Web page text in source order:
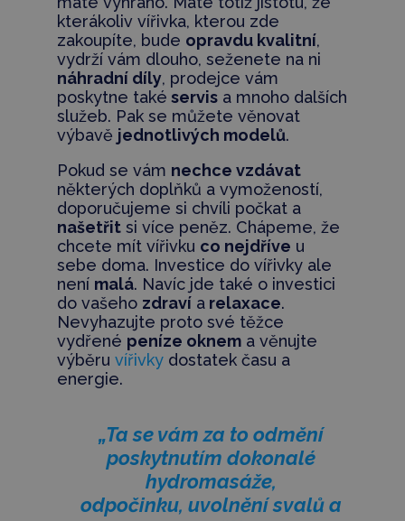
kterákoliv vířivka, kterou zde
zakoupíte, bude opravdu kvalitní,
vydrží vám dlouho, seženete na ni
náhradní díly, prodejce vám
poskytne také servisa mnoho dalších
služeb. Pak se můžete věnovat
výbavě jednotlivých modelů.
Pokud se vám nechce vzdávat
některých doplňků a vymožeností,
doporučujeme si chvíli počkat a
našetřitsi více peněz. Chápeme, že
chcete mít vířivku co nejdříve u
sebe doma. Investice do vířivky ale
není malá. Navíc jde také o investici
do vašeho zdravíarelaxace.
Nevyhazujte proto své těžce
vydřené peníze oknema věnujte
výběru vířivkydostatek času a
energie.
„Ta se vám za to odmění
poskytnutím dokonalé
hydromasáže,
odpočinku, uvolnění svalů a